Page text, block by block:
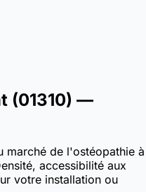
(01310) —
marché de l'ostéopathie à
accessibilité aux
votre installation ou